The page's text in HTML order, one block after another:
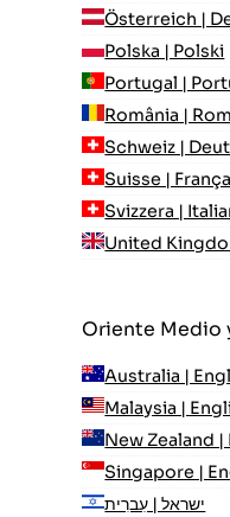
Österreich |
Polska | Polski
Portugal |
România |
Schweiz |
Suisse |
Svizzera |
United
Oriente Medio
Australia |
Malaysia |
New Zealand |
Singapore |
ישראל | עִברִית